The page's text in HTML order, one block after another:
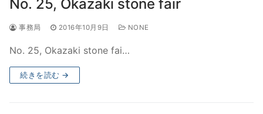
No. 25, Okazaki stone fair
事務局 2016年10月9日 NONE
No. 25, Okazaki stone fai…
続きを読む →